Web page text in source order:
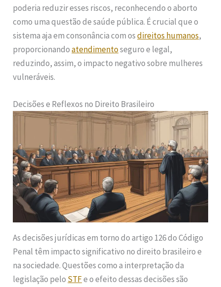
poderia reduzir esses riscos, reconhecendo o aborto
como uma questão de saúde pública. É crucial que o
sistema aja em consonância com osdireitos humanos,
proporcionandoatendimentoseguro e legal,
reduzindo, assim, o impacto negativo sobre mulheres
vulneráveis.
Decisões e Reflexos no Direito Brasileiro
As decisões jurídicas em torno do artigo 126 do Código
Penal têm impacto significativo no direito brasileiro e
na sociedade. Questões como a interpretação da
legislação pelo STFe o efeito dessas decisões são